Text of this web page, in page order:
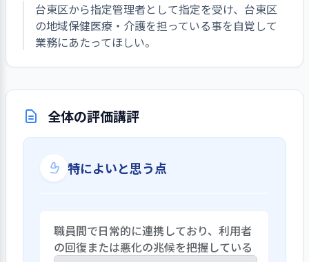
台東区から指定管理者として指定を受け、台東区
の地域保健医療・介護を担っている事を自覚して
業務にあたってほしい。
全体の評価講評
特によいと思う点
職員間で日常的に連携しており、利用者
の回復または悪化の兆候を把握している